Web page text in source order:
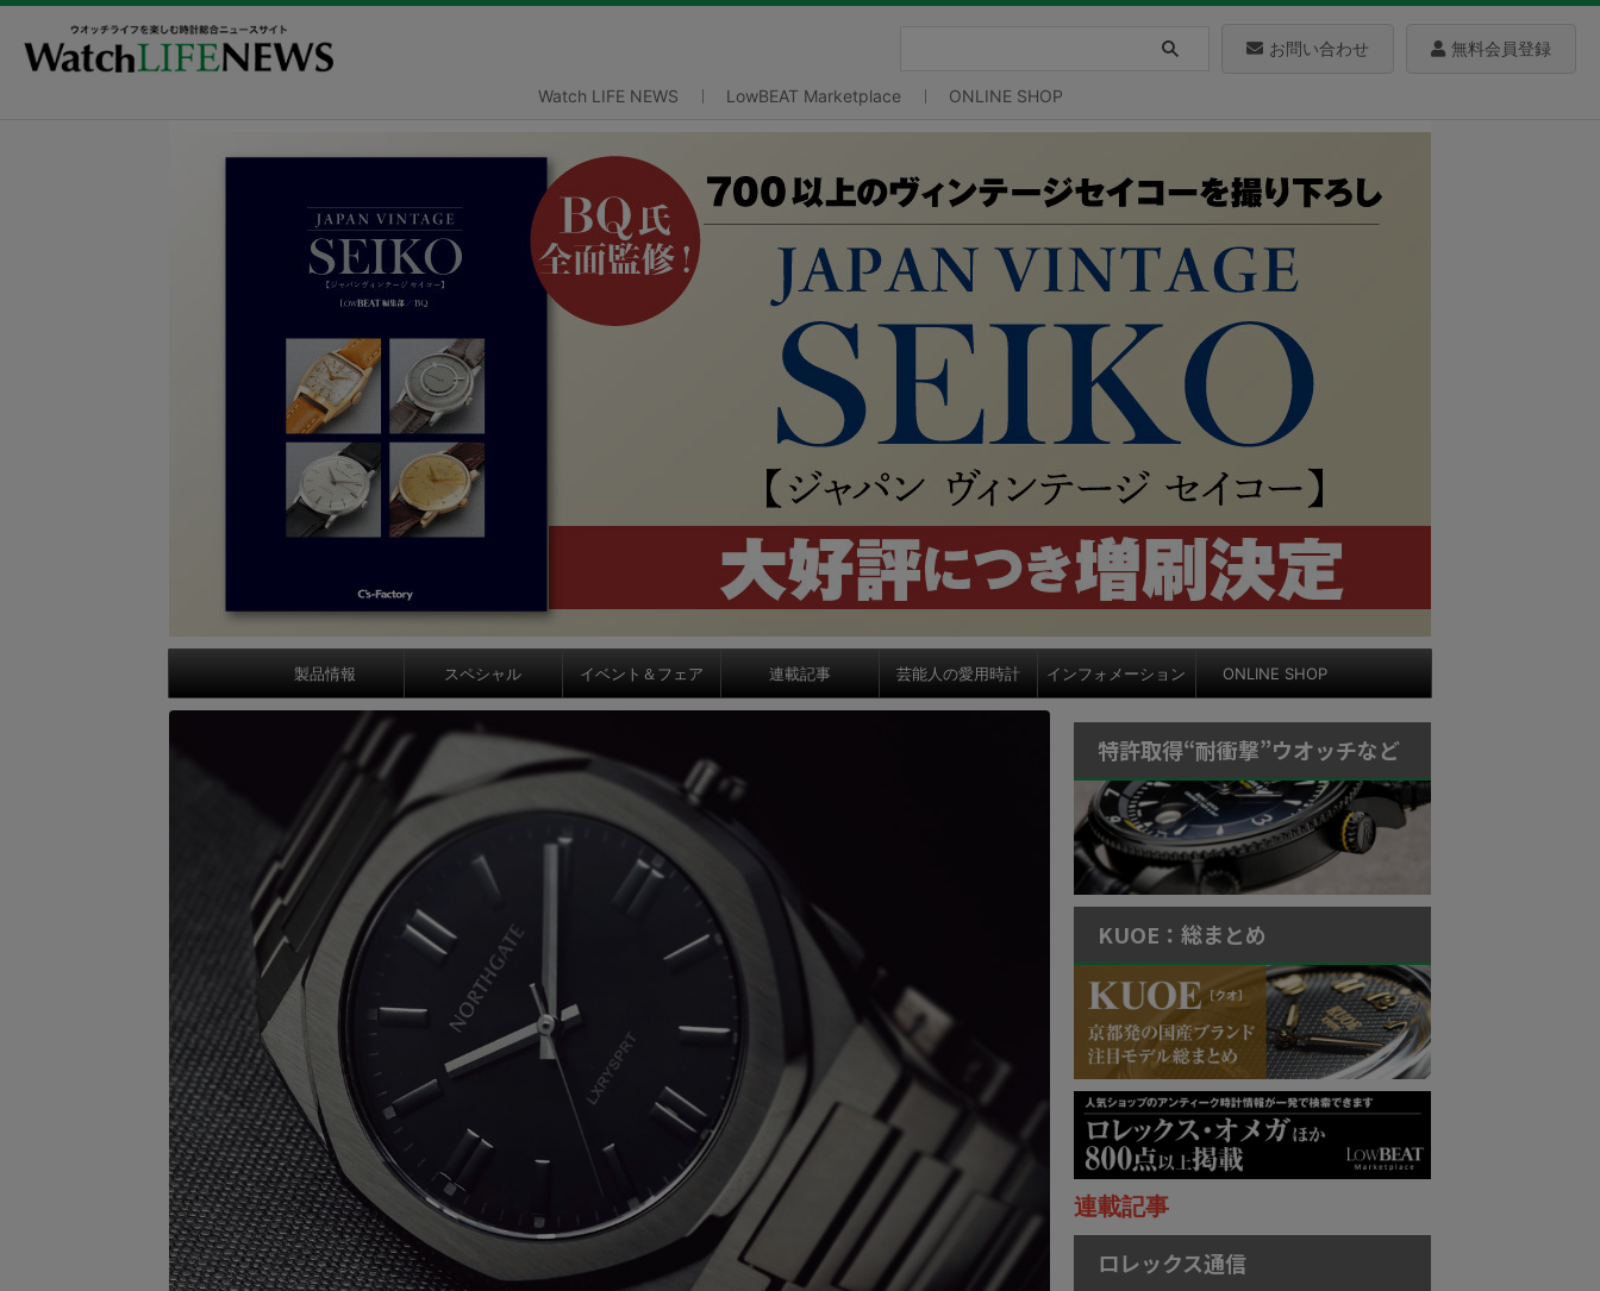
お問い合わせ 無料会員登録
Watch LIFE NEWS LowBEAT Marketplace ONLINE SHOP
製品情報 スペシャル イベント＆フェア 連載記事 芸能人の愛用時計 インフォメーション ONLINE SHOP
特許取得“耐衝撃”ウオッチなど
KUOE：総まとめ
連載記事
ロレックス通信